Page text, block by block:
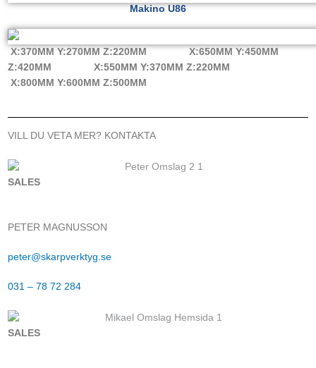
Makino U86
X:370MM Y:270MM Z:220MM X:650MM Y:450MM
Z:420MM X:550MM Y:370MM Z:220MM
X:800MM Y:600MM Z:500MM
VILL DU VETA MER? KONTAKTA
SALES
PETER MAGNUSSON
peter@skarpverktyg.se
031 – 78 72 284
SALES